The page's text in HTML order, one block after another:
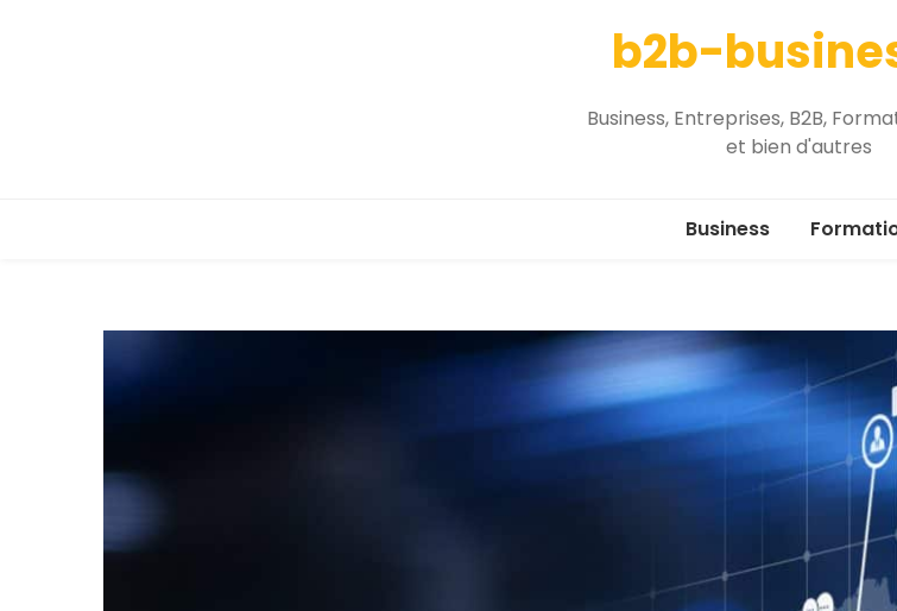
b2b-
Business, Entreprises, B2B,
et bien d'autres
Business